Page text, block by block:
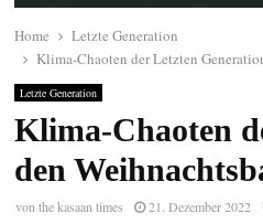
Home
Letzte Generation
Klima-Chaoten der Letzten
Letzte Generation
Klima-Chaoten
den
von the kasaan times 21. Dezember 2022